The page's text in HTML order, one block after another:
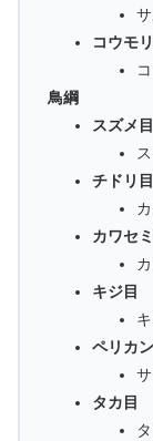
コウモ
鳥綱
スズメ目
チドリ目
カワセ
キジ目
ペリカ
タカ目